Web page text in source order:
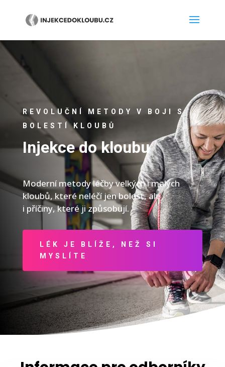
REVOLUČNÍ METODY V BOJI S
BOLESTÍ KLOUBŮ
Injekce do kloubu
Moderní metody léčby velkých i malých
kloubů, které neléčí jen bolest, ale
i příčiny, které ji způsobují.
LÉK JE BLÍŽE, NEŽ SI
MYSLÍTE